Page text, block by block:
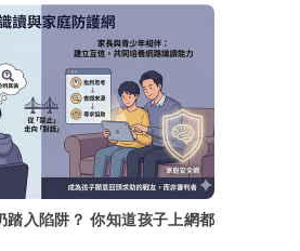
踏入陷阱？ 你知道孩子上網都